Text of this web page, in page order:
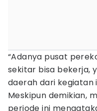
“Adanya pusat
sekitar bisa bekerja,
daerah dari kegiatan
Meskipun demikian,
periode ini